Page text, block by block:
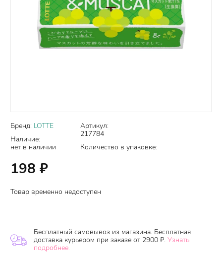
Бренд: LOTTE
Наличие:
нет в наличии
Артикул:
217784
Количество в упаковке:
198 ₽
Товар временно недоступен
Бесплатный самовывоз из магазина. Бесплатная
доставка курьером при заказе от 2900 ₽. Узнать
подробнее.